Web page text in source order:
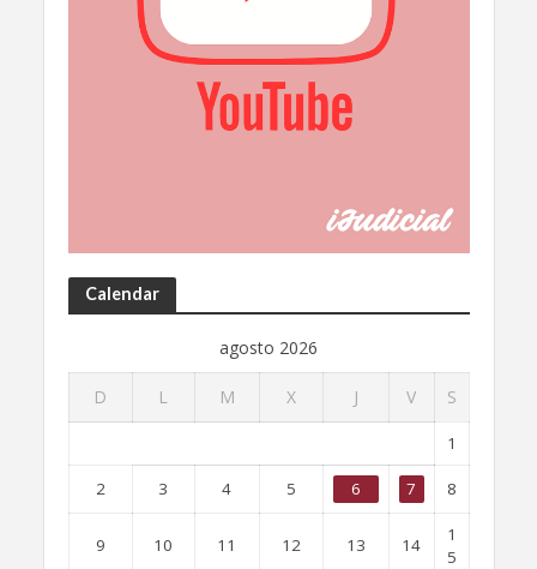
Calendar
agosto 2026
D L M X J V S
1
2 3 4 5 6 7 8
9 10 11 12 13 14
1
5